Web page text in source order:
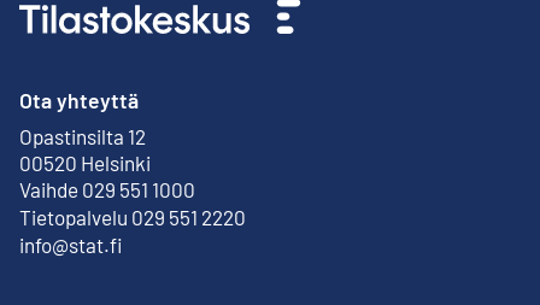
Ota yhteyttä
Opastinsilta 12
00520 Helsinki
Ulkoinen linkki
Vaihde 029 551 1000
Tietopalvelu 029 551 2220
info@stat.fi